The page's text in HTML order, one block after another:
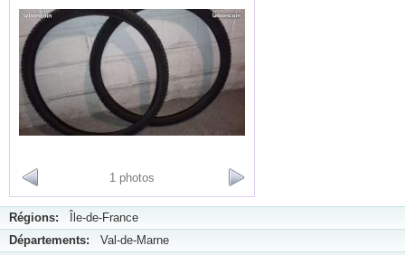
1 photos
Régions: Île-de-France
Départements: Val-de-Marne